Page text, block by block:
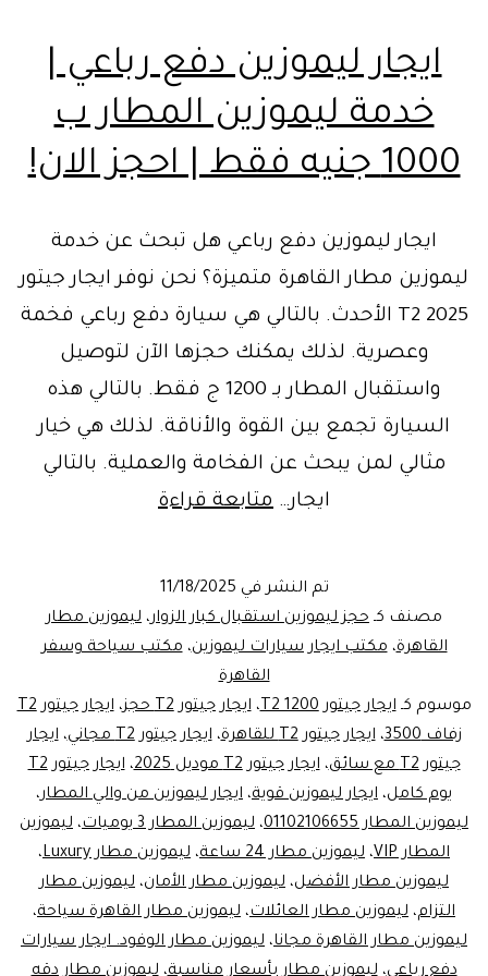
ايجار ليموزين دفع رباعي |
خدمة ليموزين المطار ب
1000 جنيه فقط | احجز الان!
ايجار ليموزين دفع رباعي هل تبحث عن خدمة
ليموزين مطار القاهرة متميزة؟ نحن نوفر ايجار جيتور
T2 2025 الأحدث. بالتالي هي سيارة دفع رباعي فخمة
وعصرية. لذلك يمكنك حجزها الآن لتوصيل
واستقبال المطار بـ 1200 ج فقط. بالتالي هذه
السيارة تجمع بين القوة والأناقة. لذلك هي خيار
مثالي لمن يبحث عن الفخامة والعملية. بالتالي
ايجار… متابعة قراءةايجار
رباعي
|
ليموزين
المطار
ب
1000
جنيه
فقط
|
تم النشر في 11/18/2025
مصنف كـ حجز ليموزين استقبال كبار الزوار، ليموزين مطار
القاهرة،مكتب ايجار سيارات ليموزين،مكتب سياحة وسفر
القاهرة
موسوم كـايجار جيتور T2 1200 ،ايجار جيتور T2 حجز ،
ايجار جيتور T2
زفاف 3500
،ايجار جيتور T2 للقاهرة ،ايجار جيتور T2 مجاني ،ايجار
جيتور T2 مع سائق
،ايجار جيتور T2 موديل 2025 ،
ايجار جيتور T2
يوم كامل، ايجار ليموزين قوية، ايجار ليموزين من والي المطار،
ليموزين المطار 01102106655
، ليموزين المطار 3 يوميات ، ليموزين
المطار VIP
، ليموزين مطار 24 ساعة ، ليموزين مطار Luxury
،
ليموزين مطار الأفضل، ليموزين مطار الأمان، ليموزين مطار
التزام، ليموزين مطار العائلات، ليموزين مطار القاهرة سياحة،
ليموزين مطار القاهرة مجانا، ليموزين مطار الوفود. ايجار سيارات
دفع رباعي،ليموزين مطار بأسعار مناسبة،ليموزين مطار دقه